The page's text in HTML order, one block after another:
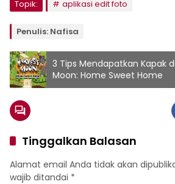
Topik:
aplikasi edit foto
Penulis: Nafisa
3 Tips Mendapatkan Kapak
Moon: Home Sweet Home
Tinggalkan Balasan
Alamat email Anda tidak akan
wajib ditandai *